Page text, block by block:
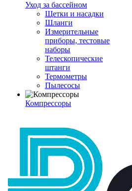
Уход за бассейном
Щетки и насадки
Шланги
Измерительные
приборы, тестовые
наборы
Телескопические
штанги
Термометры
Пылесосы
Компрессоры